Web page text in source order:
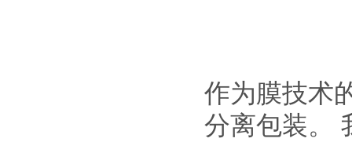
作为膜技术
分离包装。